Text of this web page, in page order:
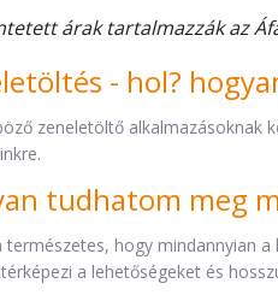
árak tartalmazzák az
- hol?
zeneletöltő alkalmazásoknak
tudhatom meg
természetes, hogy mindannyian
a lehetőségeket és